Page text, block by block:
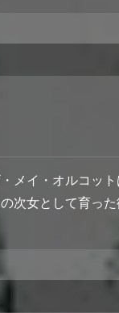
イ・オルコット
次女として育っ